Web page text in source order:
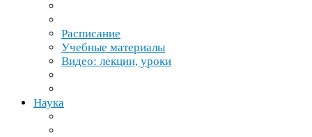
Расписание
Учебные материалы
Видео: лекции, уроки
Наука